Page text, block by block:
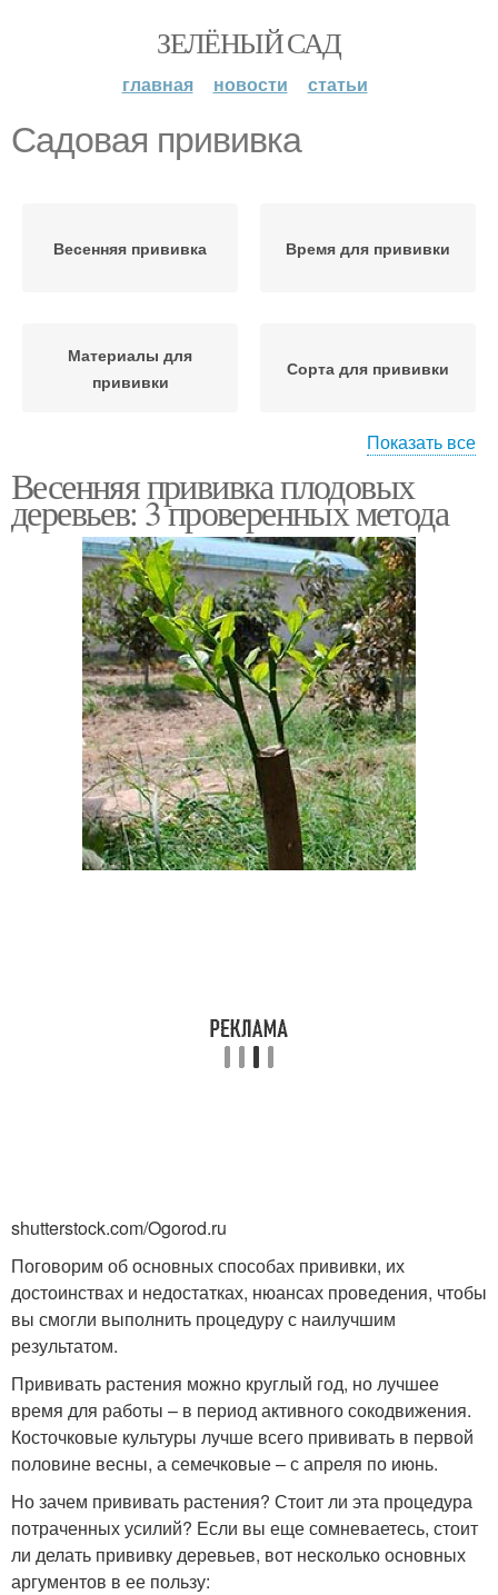
ЗЕЛЁНЫЙ САД
главная новости статьи
Садовая прививка
Весенняя прививка Время для прививки
Материалы для
прививки
Сорта для прививки
Новички при прививке Прививка за кору
Прививка в расщеп
Инструменты для
прививки
Подготовка к прививке Весенний прививка
Показать все
Весенняя прививка плодовых
деревьев: 3 проверенных метода
shutterstock.com/Ogorod.ru
Поговорим об основных способах прививки, их
достоинствах и недостатках, нюансах проведения, чтобы
вы смогли выполнить процедуру с наилучшим
результатом.
Прививать растения можно круглый год, но лучшее
время для работы – в период активного сокодвижения.
Косточковые культуры лучше всего прививать в первой
половине весны, а семечковые – с апреля по июнь.
Но зачем прививать растения? Стоит ли эта процедура
потраченных усилий? Если вы еще сомневаетесь, стоит
ли делать прививку деревьев, вот несколько основных
аргументов в ее пользу: